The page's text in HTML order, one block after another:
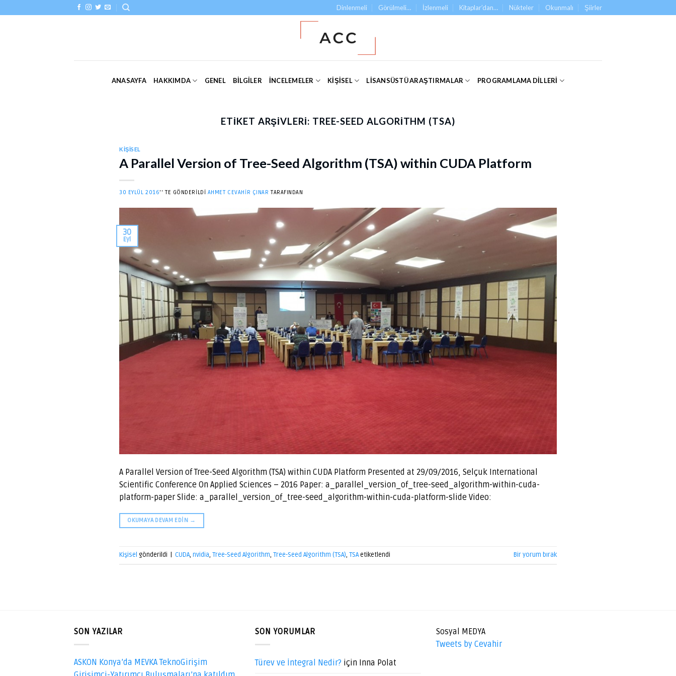
to
Dinlenmeli Görülmeli… İzlenmeli Kitaplar’dan… Nükteler Okunmalı Şiirler
ANASAYFA HAKKIMDA GENEL BILGILER İNCELEMELER KIŞISEL LISANSÜSTÜ ARAŞTIRMALAR PROGRAMLAMA DILLERI
ETIKET ARŞIVLERI: TREE-SEED ALGORITHM (TSA)
KIŞISEL
A Parallel Version of Tree-Seed Algorithm (TSA) within CUDA Platform
30 EYLÜL 2016’' TE GÖNDERILDI AHMET CEVAHIR ÇINAR TARAFINDAN
30
Eyl
A Parallel Version of Tree-Seed Algorithm (TSA) within CUDA Platform Presented at 29/09/2016, Selçuk International
Scientific Conference On Applied Sciences – 2016 Paper: a_parallel_version_of_tree-seed_algorithm-within-cuda-
platform-paper Slide: a_parallel_version_of_tree-seed_algorithm-within-cuda-platform-slide Video:
OKUMAYA DEVAM EDIN →
Kişisel gönderildi CUDA, nvidia, Tree-Seed Algorithm, Tree-Seed Algorithm (TSA), TSAetiketlendi Bir yorum bırak
SON YAZILAR
ASKON Konya’da MEVKA TeknoGirişim
SON YORUMLAR
Türev ve İntegral Nedir? için Inna Polat
Sosyal MEDYA
Tweets by Cevahir